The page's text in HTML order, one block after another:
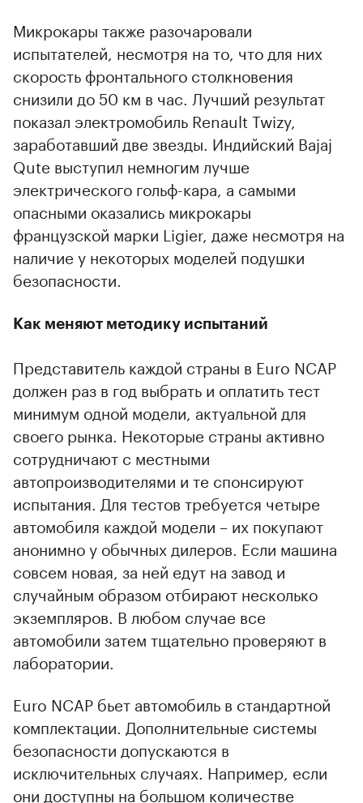
Микрокары также разочаровали
испытателей, несмотря на то, что для них
скорость фронтального столкновения
снизили до 50 км в час. Лучший результат
показал электромобиль Renault Twizy,
заработавший две звезды. Индийский Bajaj
Qute выступил немногим лучше
электрического гольф-кара, а самыми
опасными оказались микрокары
французской марки Ligier, даже несмотря на
наличие у некоторых моделей подушки
безопасности.
Как меняют методику испытаний
Представитель каждой страны в Euro NCAP
должен раз в год выбрать и оплатить тест
минимум одной модели, актуальной для
своего рынка. Некоторые страны активно
сотрудничают с местными
автопроизводителями и те спонсируют
испытания. Для тестов требуется четыре
автомобиля каждой модели – их покупают
анонимно у обычных дилеров. Если машина
совсем новая, за ней едут на завод и
случайным образом отбирают несколько
экземпляров. В любом случае все
автомобили затем тщательно проверяют в
лаборатории.
Euro NCAP бьет автомобиль в стандартной
комплектации. Дополнительные системы
безопасности допускаются в
исключительных случаях. Например, если
они доступны на большом количестве